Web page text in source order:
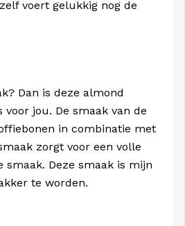
voert gelukkig nog de
Dan is deze almond
jou. De smaak van de
in combinatie met
zorgt voor een volle
smaak. Deze smaak is mijn
te worden.